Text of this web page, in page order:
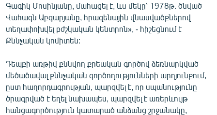
«Ազատության» բոլոր կայքերը
Գագիկ Մոսինյանը, մահացել է, ևս մեկը՝ 1978թ. ծնված
Վահագն Աբգարյանը, հրազենային վնասվածքներով
տեղափոխվել բժշկական կենտրոն», - հիշեցնում է
Քննչական կոմիտեն:
Դեպքի առթիվ քննվող քրեական գործով ձեռնարկված
մեծածավալ քննչական գործողությունների արդյունքում,
ըստ հաղորդագրության, պարզվել է, որ սպանությունը
ծրագրված է եղել նախապես, պարզվել է առերևույթ
հանցագործություն կատարած անձանց շրջանակը,